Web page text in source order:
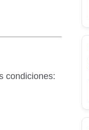
condiciones: